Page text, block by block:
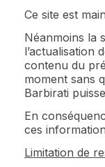
Ce site est
Néanmoins la
l’actualisation
contenu du
moment sans
Barbirati
En
ces
Limitation de